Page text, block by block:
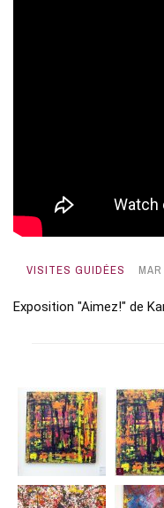
VISITES GUIDÉES
Exposition "Aimez!" de